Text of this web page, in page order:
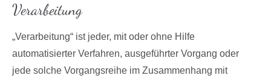
Verarbeitung
„Verarbeitung“ ist jeder, mit oder ohne Hilfe
automatisierter Verfahren, ausgeführter Vorgang oder
jede solche Vorgangsreihe im Zusammenhang mit